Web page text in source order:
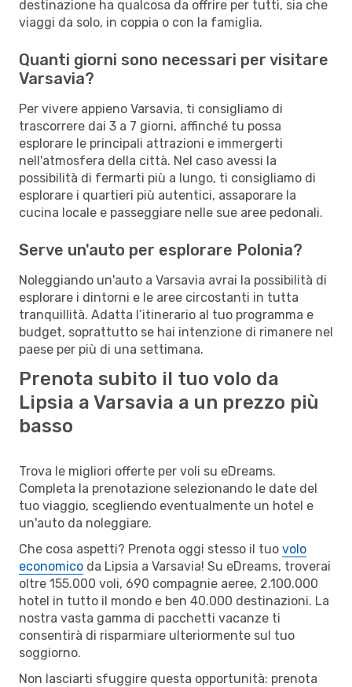
destinazione ha qualcosa da offrire per tutti, sia che
viaggi da solo, in coppia o con la famiglia.
Quanti giorni sono necessari per visitare
Varsavia?
Per vivere appieno Varsavia, ti consigliamo di
trascorrere dai 3 a 7 giorni, affinché tu possa
esplorare le principali attrazioni e immergerti
nell'atmosfera della città. Nel caso avessi la
possibilità di fermarti più a lungo, ti consigliamo di
esplorare i quartieri più autentici, assaporare la
cucina locale e passeggiare nelle sue aree pedonali.
Serve un'auto per esplorare Polonia?
Noleggiando un'auto a Varsavia avrai la possibilità di
esplorare i dintorni e le aree circostanti in tutta
tranquillità. Adatta l’itinerario al tuo programma e
budget, soprattutto se hai intenzione di rimanere nel
paese per più di una settimana.
Prenota subito il tuo volo da
Lipsia a Varsavia a un prezzo più
basso
Trova le migliori offerte per voli su eDreams.
Completa la prenotazione selezionando le date del
tuo viaggio, scegliendo eventualmente un hotel e
un'auto da noleggiare.
Che cosa aspetti? Prenota oggi stesso il tuo volo
economico da Lipsia a Varsavia! Su eDreams, troverai
oltre 155.000 voli, 690 compagnie aeree, 2.100.000
hotel in tutto il mondo e ben 40.000 destinazioni. La
nostra vasta gamma di pacchetti vacanze ti
consentirà di risparmiare ulteriormente sul tuo
soggiorno.
Non lasciarti sfuggire questa opportunità: prenota